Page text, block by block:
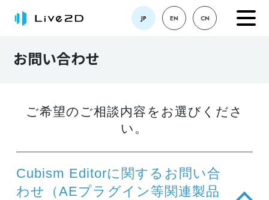
JP EN CN
お問い合わせ
ご希望のご相談内容をお選びくださ
い。
Cubism Editorに関するお問い合
わせ（AEプラグイン等関連製品